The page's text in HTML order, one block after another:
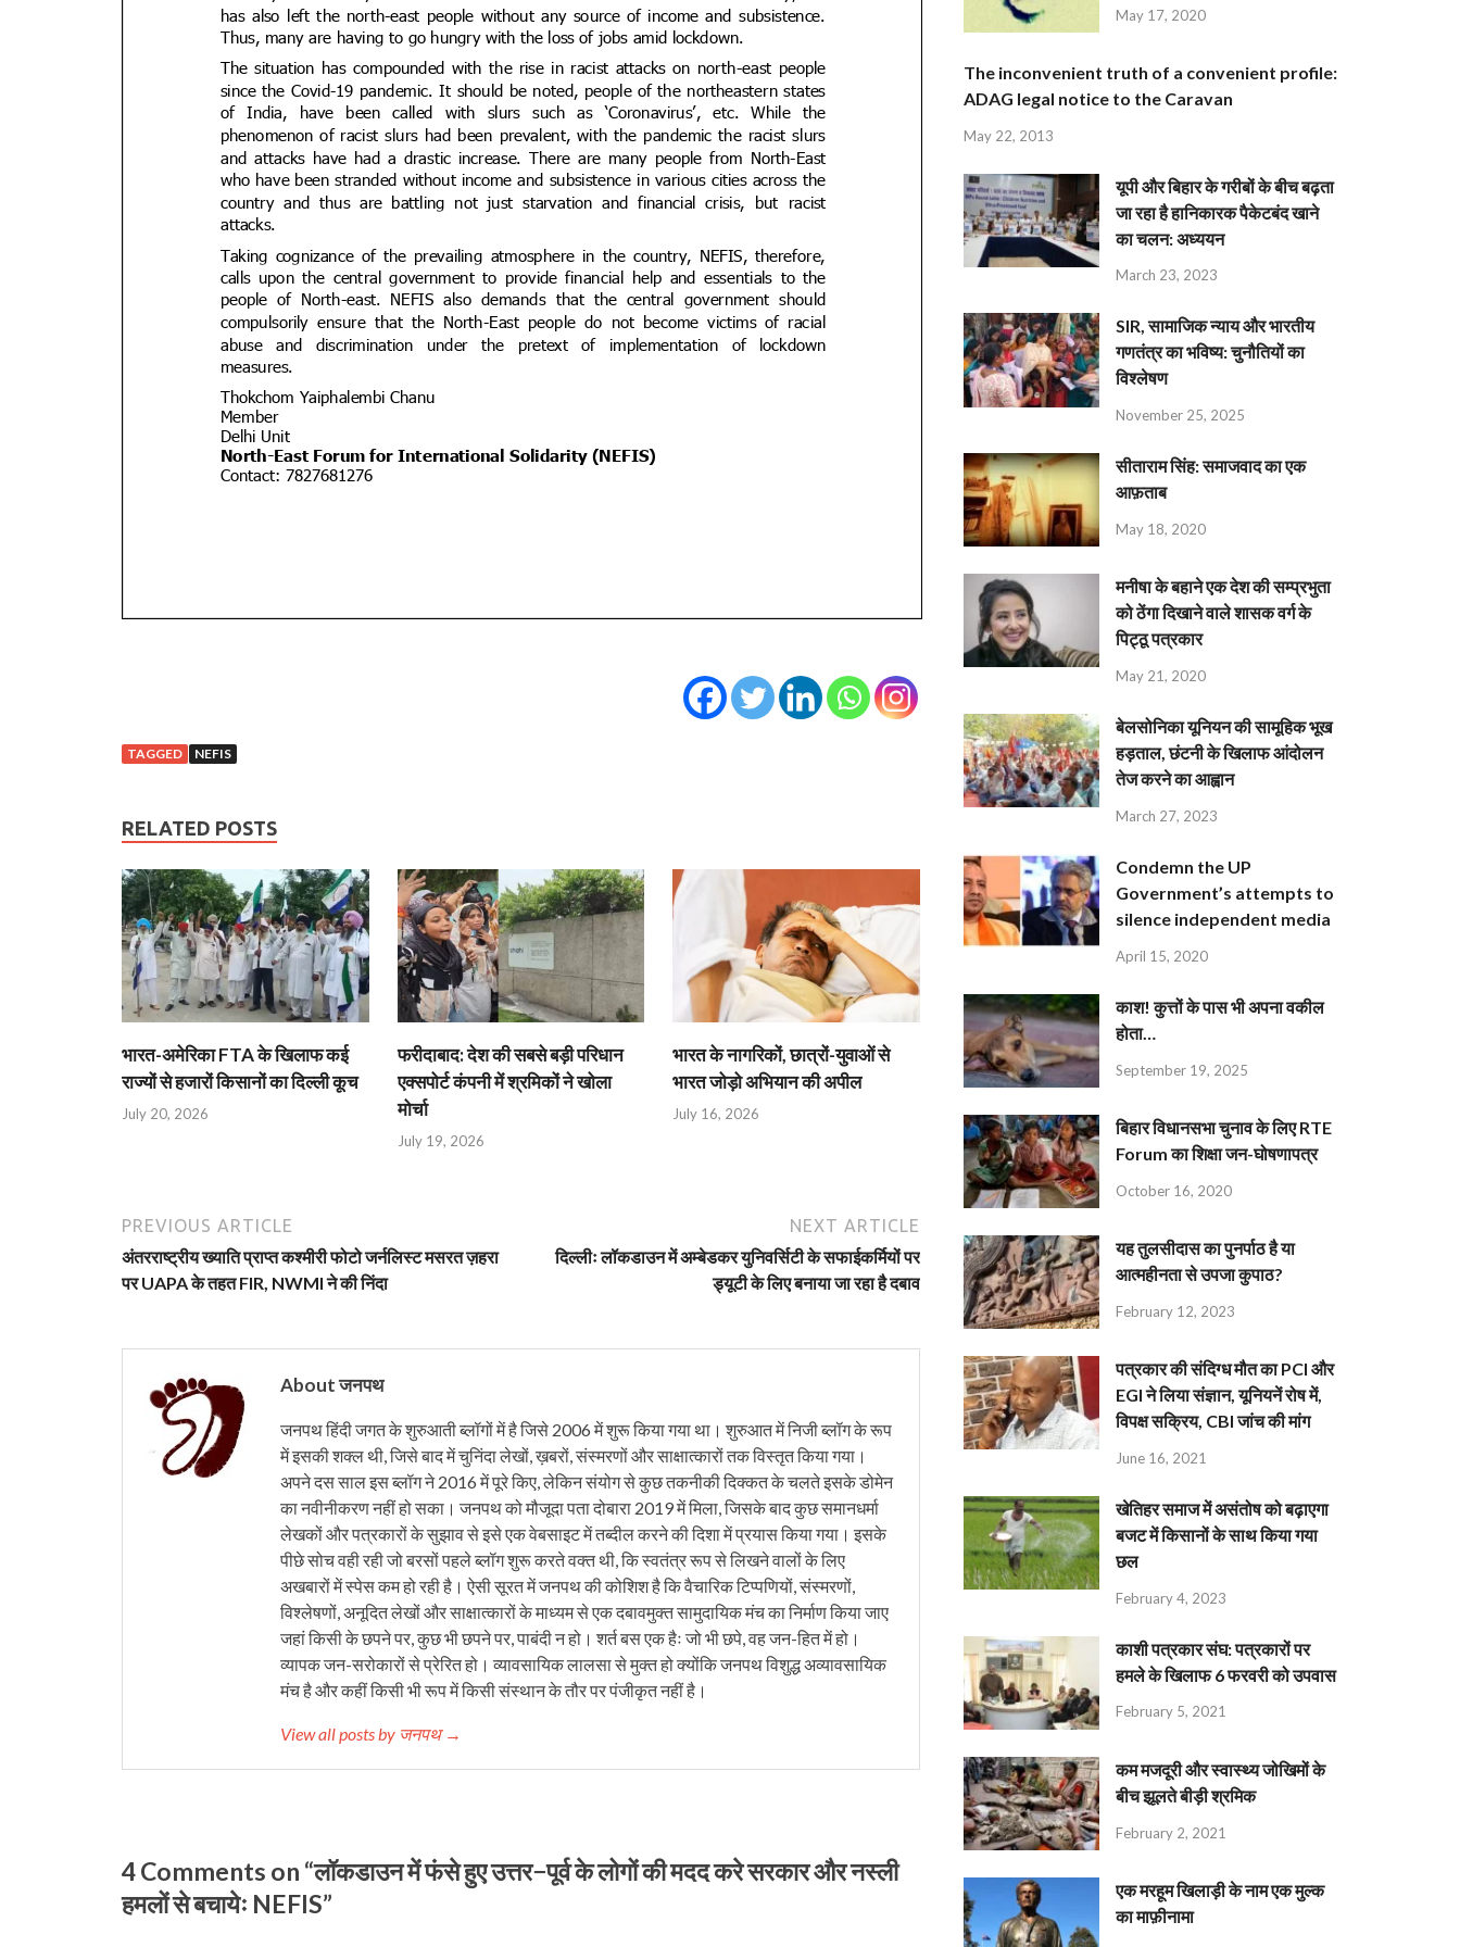
TAGGED NEFIS
RELATED POSTS
भारत-अमेरिका FTA के खिलाफ कई
राज्यों से हजारों किसानों का दिल्ली कूच
July 20, 2026
फरीदाबाद: देश की सबसे बड़ी परिधान
एक्सपोर्ट कंपनी में श्रमिकों ने खोला
मोर्चा
July 19, 2026
भारत के नागरिकों, छात्रों-युवाओं से
भारत जोड़ो अभियान की अपील
July 16, 2026
PREVIOUS ARTICLE
अंतरराष्ट्रीय ख्याति प्राप्त कश्मीरी फोटो जर्नलिस्ट मसरत ज़हरा
पर UAPA के तहत FIR, NWMI ने की निंदा
NEXT ARTICLE
दिल्लीः लॉकडाउन में अम्बेडकर युनिवर्सिटी के सफाईकर्मियों पर
ड्यूटी के लिए बनाया जा रहा है दबाव
About जनपथ
जनपथ हिंदी जगत के शुरुआती ब्लॉगों में है जिसे 2006 में शुरू किया गया था। शुरुआत में निजी ब्लॉग के रूप
में इसकी शक्ल थी, जिसे बाद में चुनिंदा लेखों, ख़बरों, संस्मरणों और साक्षात्कारों तक विस्तृत किया गया।
अपने दस साल इस ब्लॉग ने 2016 में पूरे किए, लेकिन संयोग से कुछ तकनीकी दिक्कत के चलते इसके डोमेन
का नवीनीकरण नहीं हो सका। जनपथ को मौजूदा पता दोबारा 2019 में मिला, जिसके बाद कुछ समानधर्मा
लेखकों और पत्रकारों के सुझाव से इसे एक वेबसाइट में तब्दील करने की दिशा में प्रयास किया गया। इसके
पीछे सोच वही रही जो बरसों पहले ब्लॉग शुरू करते वक्त थी, कि स्वतंत्र रूप से लिखने वालों के लिए
अखबारों में स्पेस कम हो रही है। ऐसी सूरत में जनपथ की कोशिश है कि वैचारिक टिप्पणियों, संस्मरणों,
विश्लेषणों, अनूदित लेखों और साक्षात्कारों के माध्यम से एक दबावमुक्त सामुदायिक मंच का निर्माण किया जाए
जहां किसी के छपने पर, कुछ भी छपने पर, पाबंदी न हो। शर्त बस एक हैः जो भी छपे, वह जन-हित में हो।
व्यापक जन-सरोकारों से प्रेरित हो। व्यावसायिक लालसा से मुक्त हो क्योंकि जनपथ विशुद्ध अव्यावसायिक
मंच है और कहीं किसी भी रूप में किसी संस्थान के तौर पर पंजीकृत नहीं है।
View all posts by जनपथ →
4 Comments on “लॉकडाउन में फंसे हुए उत्तर−पूर्व के लोगों की मदद करे सरकार और नस्ली
हमलों से बचायेः NEFIS”
May 17, 2020
The inconvenient truth of a convenient profile:
ADAG legal notice to the Caravan
May 22, 2013
यूपी और बिहार के गरीबों के बीच बढ़ता
जा रहा है हानिकारक पैकेटबंद खाने
का चलन: अध्ययन
March 23, 2023
SIR, सामाजिक न्याय और भारतीय
गणतंत्र का भविष्य: चुनौतियों का
विश्लेषण
November 25, 2025
सीताराम सिंह: समाजवाद का एक
आफ़ताब
May 18, 2020
मनीषा के बहाने एक देश की सम्प्रभुता
को ठेंगा दिखाने वाले शासक वर्ग के
पिट्ठू पत्रकार
May 21, 2020
बेलसोनिका यूनियन की सामूहिक भूख
हड़ताल, छंटनी के खिलाफ आंदोलन
तेज करने का आह्वान
March 27, 2023
Condemn the UP
Government’s attempts to
silence independent media
April 15, 2020
काश! कुत्तों के पास भी अपना वकील
होता…
September 19, 2025
बिहार विधानसभा चुनाव के लिए RTE
Forum का शिक्षा जन-घोषणापत्र
October 16, 2020
यह तुलसीदास का पुनर्पाठ है या
आत्महीनता से उपजा कुपाठ?
February 12, 2023
पत्रकार की संदिग्ध मौत का PCI और
EGI ने लिया संज्ञान, यूनियनें रोष में,
विपक्ष सक्रिय, CBI जांच की मांग
June 16, 2021
खेतिहर समाज में असंतोष को बढ़ाएगा
बजट में किसानों के साथ किया गया
छल
February 4, 2023
काशी पत्रकार संघ: पत्रकारों पर
हमले के खिलाफ 6 फरवरी को उपवास
February 5, 2021
कम मजदूरी और स्वास्थ्य जोखिमों के
बीच झूलते बीड़ी श्रमिक
February 2, 2021
एक मरहूम खिलाड़ी के नाम एक मुल्क
का माफ़ीनामा